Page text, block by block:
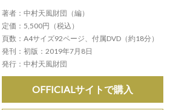
著者： 中村天風財団（編）
定価： 5,500円（税込）
頁数： A4サイズ92ページ、付属DVD（約18分）
発刊： 初版：2019年7月8日
発行： 中村天風財団
OFFICIALサイトで購入